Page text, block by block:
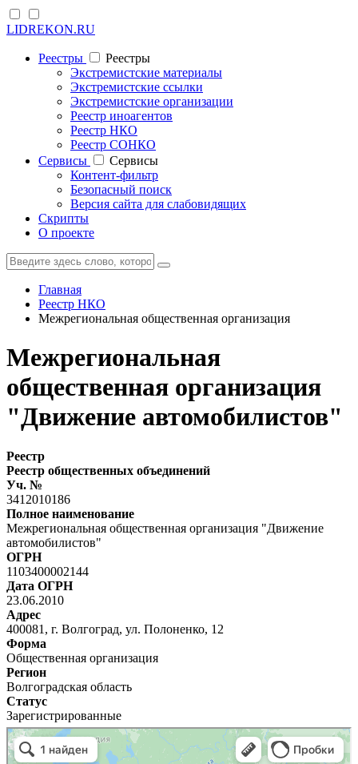
LIDREKON.RU
Реестры
Реестры
Экстремистские материалы
Экстремистские ссылки
Экстремистские организации
Реестр иноагентов
Реестр НКО
Реестр СОНКО
Cервисы
Cервисы
Контент-фильтр
Безопасный поиск
Версия сайта для слабовидящих
Скрипты
О проекте
Главная
Реестр НКО
Межрегиональная общественная организация
Межрегиональная
общественная организация
"Движение автомобилистов"
Реестр
Реестр общественных объединений
Уч. №
3412010186
Полное наименование
Межрегиональная общественная организация "Движение
автомобилистов"
ОГРН
1103400002144
Дата ОГРН
23.06.2010
Адрес
400081, г. Волгоград, ул. Полоненко, 12
Форма
Общественная организация
Регион
Волгоградская область
Статус
Зарегистрированные